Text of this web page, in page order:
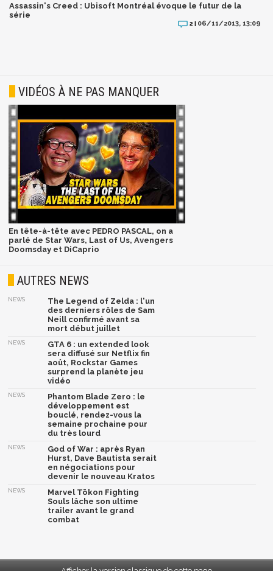
Assassin's Creed : Ubisoft Montréal évoque le futur de la
série
2 | 06/11/2013, 13:09
VIDÉOS À NE PAS MANQUER
En tête-à-tête avec PEDRO PASCAL, on a
parlé de Star Wars, Last of Us, Avengers
Doomsday et DiCaprio
AUTRES NEWS
NEWS
The Legend of Zelda : l'un
des derniers rôles de Sam
Neill confirmé avant sa
mort début juillet
NEWS
GTA 6 : un extended look
sera diffusé sur Netflix fin
août, Rockstar Games
surprend la planète jeu
vidéo
NEWS
Phantom Blade Zero : le
développement est
bouclé, rendez-vous la
semaine prochaine pour
du très lourd
NEWS
God of War : après Ryan
Hurst, Dave Bautista serait
en négociations pour
devenir le nouveau Kratos
NEWS
Marvel Tōkon Fighting
Souls lâche son ultime
trailer avant le grand
combat